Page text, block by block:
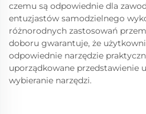
czemu są odpowiednie dla
entuzjastów samodzielnego
różnorodnych zastosowań
doboru gwarantuje, że
odpowiednie narzędzie
uporządkowane przedstawienie
wybieranie narzędzi.